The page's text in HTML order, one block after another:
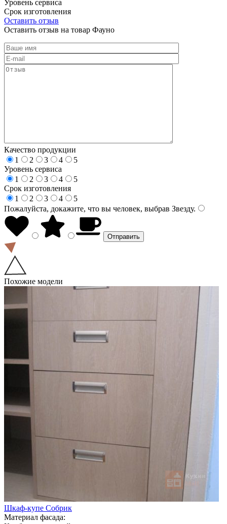
Уровень сервиса
Срок изготовления
Оставить отзыв
Оставить отзыв на товар Фауно
Качество продукции
1
2 3 4
5
Уровень сервиса
1
2 3 4
5
Срок изготовления
1
2 3 4
5
Пожалуйста, докажите, что вы человек, выбрав Звезду.
Похожие модели
Шкаф-купе Собрик
Материал фасада: